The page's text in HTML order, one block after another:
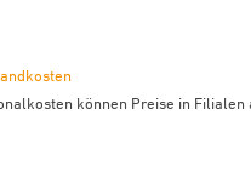
können Preise in Filialen